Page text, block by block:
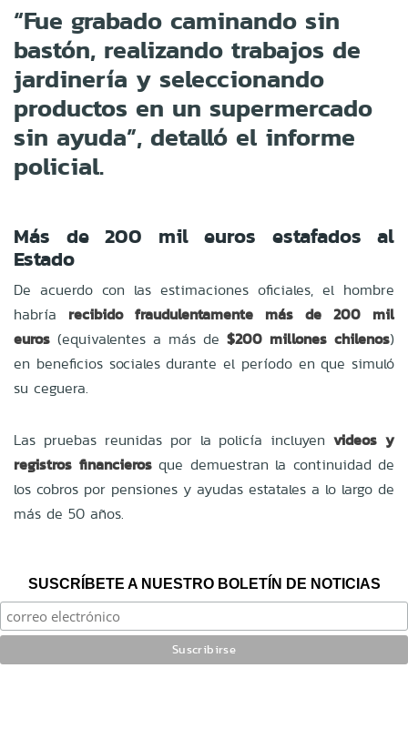
“Fue grabado caminando sin
bastón, realizando trabajos de
jardinería y seleccionando
productos en un supermercado
sin ayuda”, detalló el informe
policial.
Más de 200 mil euros estafados al
Estado
De acuerdo con las estimaciones oficiales, el hombre
habría recibido fraudulentamente más de 200 mil
euros (equivalentes a más de $200 millones chilenos)
en beneficios sociales durante el período en que simuló
su ceguera.
Las pruebas reunidas por la policía incluyenvideos y
registros financierosque demuestran la continuidad de
los cobros por pensiones y ayudas estatales a lo largo de
más de 50 años.
SUSCRÍBETE A NUESTRO BOLETÍN DE NOTICIAS